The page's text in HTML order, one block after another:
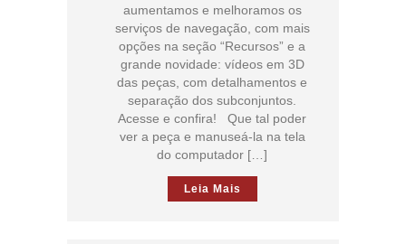
aumentamos e melhoramos os
serviços de navegação, com mais
opções na seção “Recursos” e a
grande novidade: vídeos em 3D
das peças, com detalhamentos e
separação dos subconjuntos.
Acesse e confira! Que tal poder
ver a peça e manuseá-la na tela
do computador […]
Leia Mais